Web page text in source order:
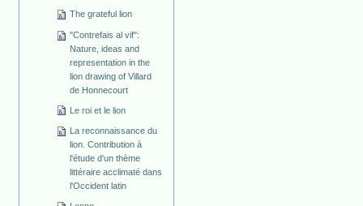
The grateful lion
"Contrefais al vif":
Nature, ideas and
representation in the
lion drawing of Villard
de Honnecourt
Le roi et le lion
La reconnaissance du
lion. Contribution à
l'étude d'un thème
littéraire acclimaté dans
l'Occident latin